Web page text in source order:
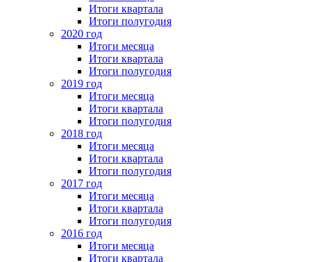
Итоги квартала
Итоги полугодия
2020 год
Итоги месяца
Итоги квартала
Итоги полугодия
2019 год
Итоги месяца
Итоги квартала
Итоги полугодия
2018 год
Итоги месяца
Итоги квартала
Итоги полугодия
2017 год
Итоги месяца
Итоги квартала
Итоги полугодия
2016 год
Итоги месяца
Итоги квартала